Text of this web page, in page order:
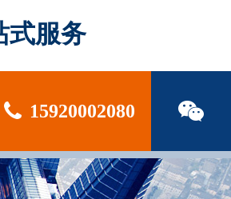
式服务
15920002080